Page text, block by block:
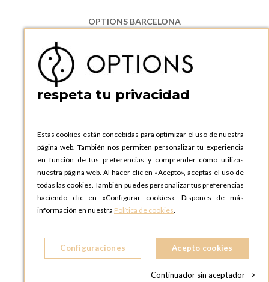
OPTIONS BARCELONA
08130 Santa Perpetua de Moguda, Barcelona
ESPAñA
Teléfono:
+34 935 724 041
OPTIONS BARCELONA SHOWROOM
ESPAñA
Teléfono:+34 935 724 041
OPTIONS MADRID
C. Lucio Emilio Cándido, 6,
28803 Alcalá de Henares, Madrid
ESPAñA
OPTIONS MADRID SHOWROOM
28004 MADRID
respeta tu privacidad
Estas cookies están concebidas para optimizar el uso de nuestra
página web. También nos permiten personalizar tu experiencia
en función de tus preferencias y comprender cómo utilizas
nuestra página web. Al hacer clic en «Acepto», aceptas el uso de
todas las cookies. También puedes personalizar tus preferencias
haciendo clic en «Configurar cookies». Dispones de más
información en nuestra Política de cookies.
Configuraciones Acepto cookies
Continuador sin aceptador >